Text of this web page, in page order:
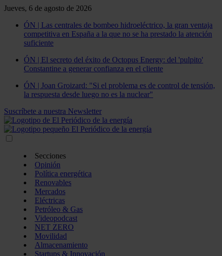
Jueves, 6 de agosto de 2026
ÓN | Las centrales de bombeo hidroeléctrico, la gran ventaja
competitiva en España a la que no se ha prestado la atención
suficiente
ÓN | El secreto del éxito de Octopus Energy: del 'pulpito'
Constantine a generar confianza en el cliente
ÓN | Joan Groizard: "Si el problema es de control de tensión,
la respuesta desde luego no es la nuclear"
Suscríbete a nuestra Newsletter
Secciones
Opinión
Política energética
Renovables
Mercados
Eléctricas
Petróleo & Gas
Videopodcast
NET ZERO
Movilidad
Almacenamiento
Startups & Innovación